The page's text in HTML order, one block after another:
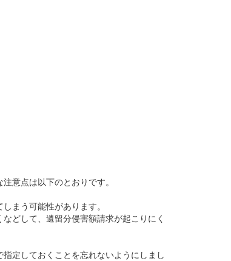
意点は以下のとおりです。
まう可能性があります。
どして、遺留分侵害額請求が起こりにく
定しておくことを忘れないようにしまし